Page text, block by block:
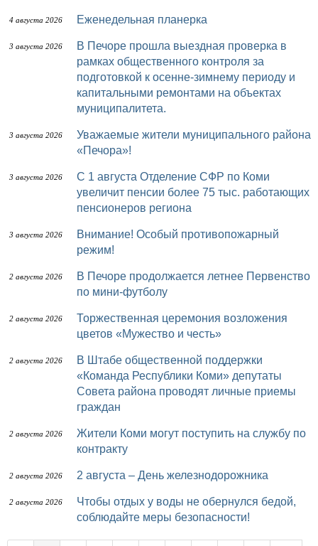
4 августа 2026 Еженедельная планерка
3 августа 2026
В Печоре прошла выездная проверка в
рамках общественного контроля за
подготовкой к осенне-зимнему периоду и
капитальными ремонтами на объектах
муниципалитета.
3 августа 2026
Уважаемые жители муниципального района
«Печора»!
3 августа 2026
С 1 августа Отделение СФР по Коми
увеличит пенсии более 75 тыс. работающих
пенсионеров региона
3 августа 2026
Внимание! Особый противопожарный
режим!
2 августа 2026
В Печоре продолжается летнее Первенство
по мини-футболу
2 августа 2026
Торжественная церемония возложения
цветов «Мужество и честь»
2 августа 2026
В Штабе общественной поддержки
«Команда Республики Коми» депутаты
Совета района проводят личные приемы
граждан
2 августа 2026
Жители Коми могут поступить на службу по
контракту
2 августа 2026 2 августа – День железнодорожника
2 августа 2026
Чтобы отдых у воды не обернулся бедой,
соблюдайте меры безопасности!